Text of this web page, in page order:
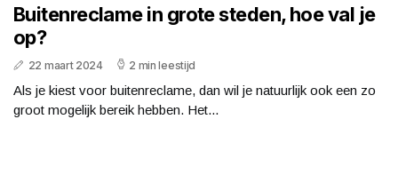
Buitenreclame in grote steden, hoe val je
op?
22 maart 2024 2 min leestijd
Als je kiest voor buitenreclame, dan wil je natuurlijk ook een zo
groot mogelijk bereik hebben. Het...